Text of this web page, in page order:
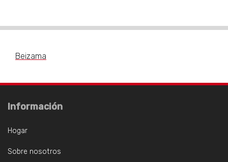
Beizama
Información
Hogar
Sobre nosotros